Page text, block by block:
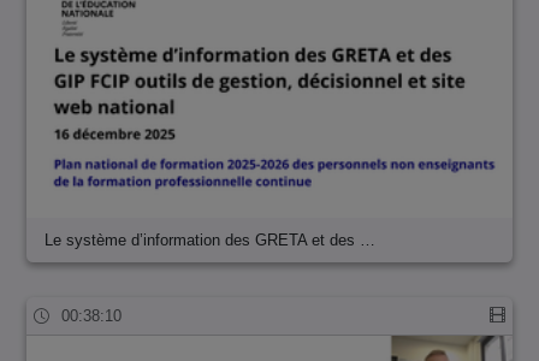
Le système d’information des GRETA et des …
00:38:10